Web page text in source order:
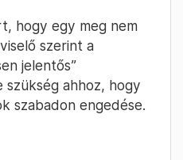
hogy egy meg nem
szerint a
jelentős”
ahhoz, hogy
szabadon engedése.